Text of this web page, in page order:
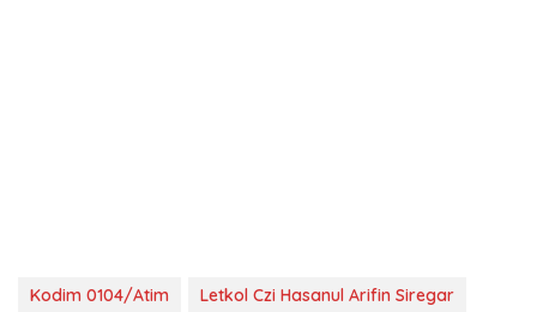
Kodim 0104/Atim Letkol Czi Hasanul Arifin Siregar